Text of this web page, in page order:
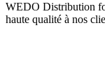
WEDO Distribution
haute qualité à nos